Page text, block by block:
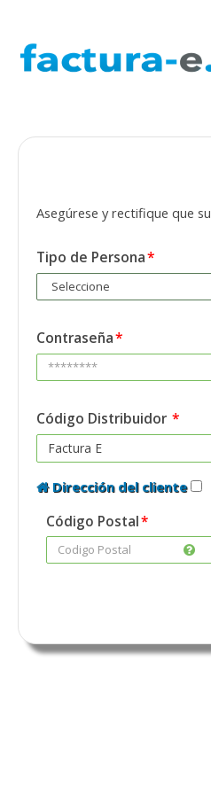
Asegúrese y rectifique que su
Tipo de Persona
Contraseña
Código Distribuidor
Factura E
Dirección del cliente
Código Postal